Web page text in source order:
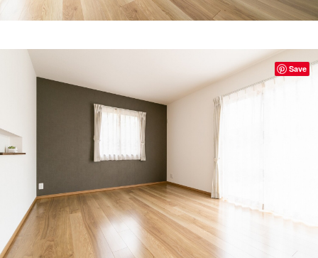
Save